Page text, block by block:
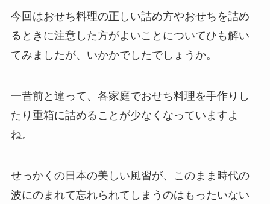
今回はおせち料理の正しい詰め方やおせちを詰め
るときに注意した方がよいことについてひも解い
てみましたが、いかかでしたでしょうか。
一昔前と違って、各家庭でおせち料理を手作りし
たり重箱に詰めることが少なくなっていますよ
ね。
せっかくの日本の美しい風習が、このまま時代の
波にのまれて忘れられてしまうのはもったいない